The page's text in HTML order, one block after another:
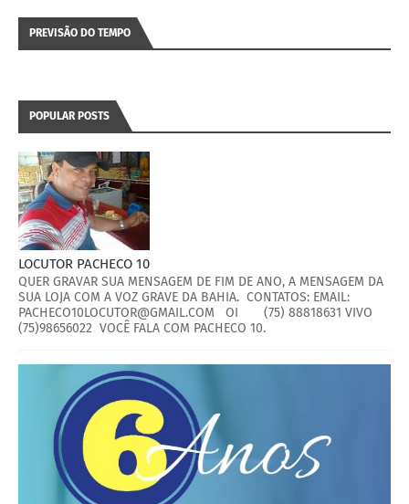
PREVISÃO DO TEMPO
POPULAR POSTS
LOCUTOR PACHECO 10
QUER GRAVAR SUA MENSAGEM DE FIM DE ANO, A MENSAGEM DA
SUA LOJA COM A VOZ GRAVE DA BAHIA. CONTATOS: EMAIL:
PACHECO10LOCUTOR@GMAIL.COM OI (75) 88818631 VIVO
(75)98656022 VOCÊ FALA COM PACHECO 10.